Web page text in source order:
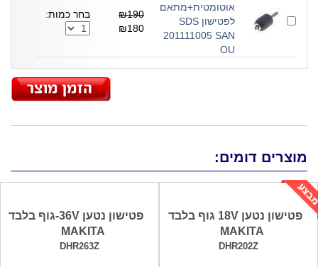
אוטומטית+מתאם
לפטישון SDS
201111005 SAN
OU
₪190
בחר כמות:
מוצרים דומים:
פטישון נטען 18V גוף בלבד
MAKITA
DHR202Z
פטישון נטען 36V-גוף בלבד
MAKITA
DHR263Z